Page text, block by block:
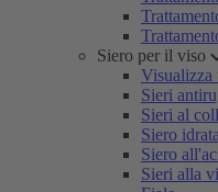
Siero per il viso
Visualizza
Sieri
Sieri al
Siero
Siero
Sieri alla